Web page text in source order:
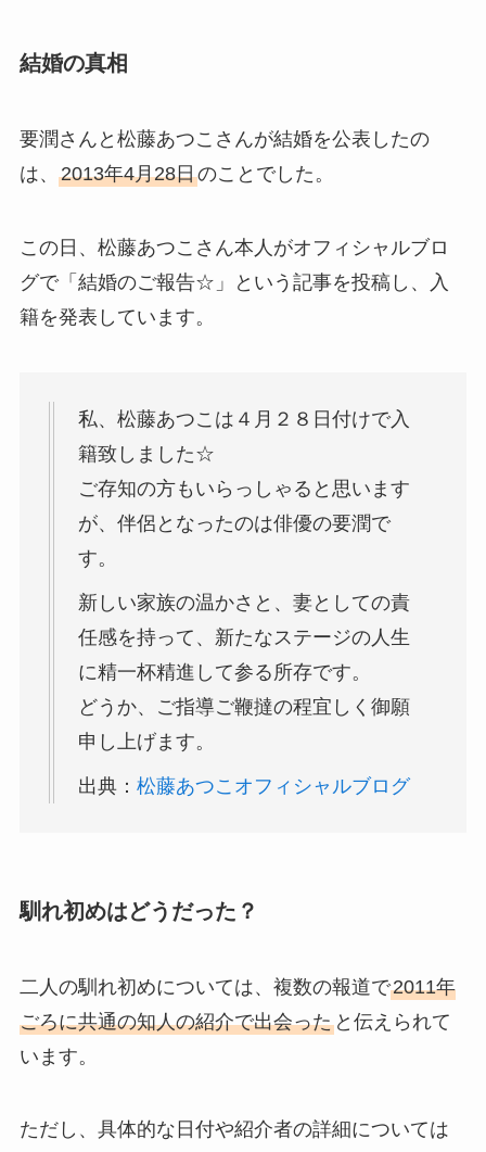
結婚の真相
要潤さんと松藤あつこさんが結婚を公表したの
は、 2013年4月28日のことでした。
この日、松藤あつこさん本人がオフィシャルブロ
グで「結婚のご報告☆」という記事を投稿し、入
籍を発表しています。
私、松藤あつこは４月２８日付けで入
籍致しました☆
ご存知の方もいらっしゃると思います
が、伴侶となったのは俳優の要潤で
す。
新しい家族の温かさと、妻としての責
任感を持って、新たなステージの人生
に精一杯精進して参る所存です。
どうか、ご指導ご鞭撻の程宜しく御願
申し上げます。
出典： 松藤あつこオフィシャルブログ
馴れ初めはどうだった？
二人の馴れ初めについては、複数の報道で2011年
ごろに共通の知人の紹介で出会ったと伝えられて
います。
ただし、具体的な日付や紹介者の詳細については